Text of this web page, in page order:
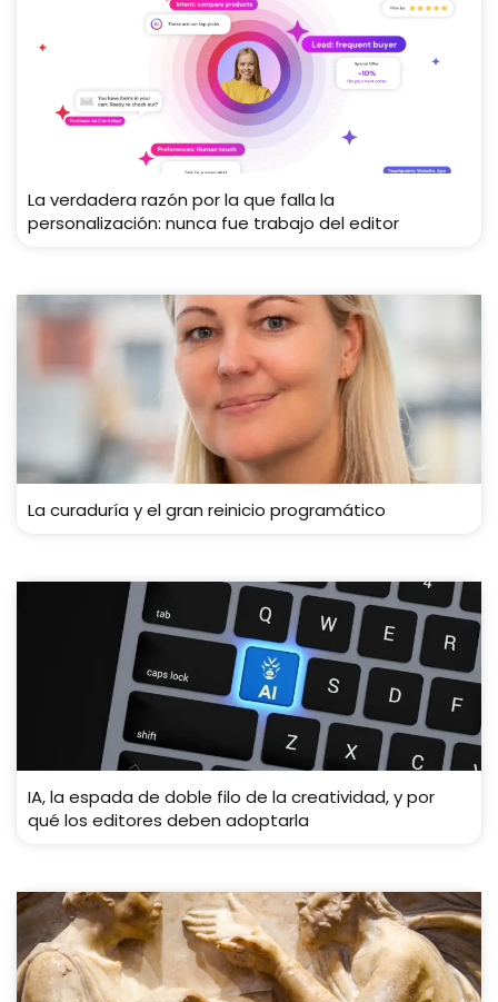
La verdadera razón por la que falla la
personalización: nunca fue trabajo del editor
La curaduría y el gran reinicio programático
IA, la espada de doble filo de la creatividad, y por
qué los editores deben adoptarla